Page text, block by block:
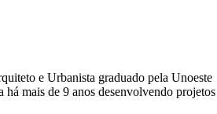
e Urbanista graduado pela Unoeste
há mais de 9 anos desenvolvendo projetos